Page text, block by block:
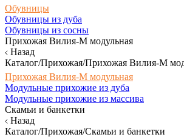
Обувницы
Обувницы из дуба
Обувницы из сосны
Прихожая Вилия-М модульная
Назад
Каталог/Прихожая/Прихожая Вилия-М
Прихожая Вилия-М модульная
Модульные прихожие из дуба
Модульные прихожие из массива
Скамьи и банкетки
Назад
Каталог/Прихожая/Скамьи и банкетки